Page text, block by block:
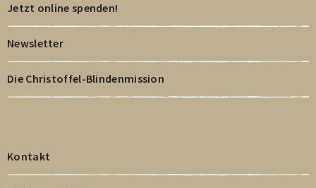
Jetzt online spenden!
Newsletter
Die Christoffel-Blindenmission
Kontakt